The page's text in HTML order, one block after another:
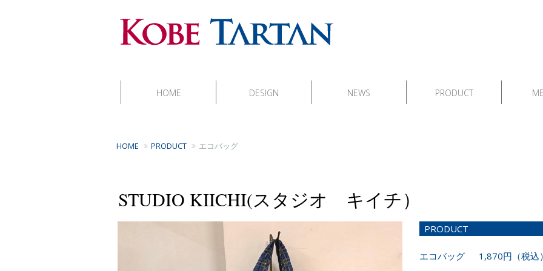
HOME DESIGN NEWS PRODUCT
HOME PRODUCT エコバッグ
STUDIO KIICHI(スタジオ キイチ）
PRODUCT
エコバッグ 1,870円（税込）